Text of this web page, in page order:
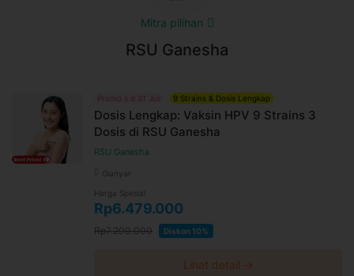
Mitra pilihan
RSU Ganesha
Promo s.d 31 Juli 9 Strains & Dosis Lengkap
Dosis Lengkap: Vaksin HPV 9 Strains 3
Dosis di RSU Ganesha
RSU Ganesha
Gianyar
Harga Spesial
Rp6.479.000
Rp7.200.000 Diskon 10%
Lihat detail →